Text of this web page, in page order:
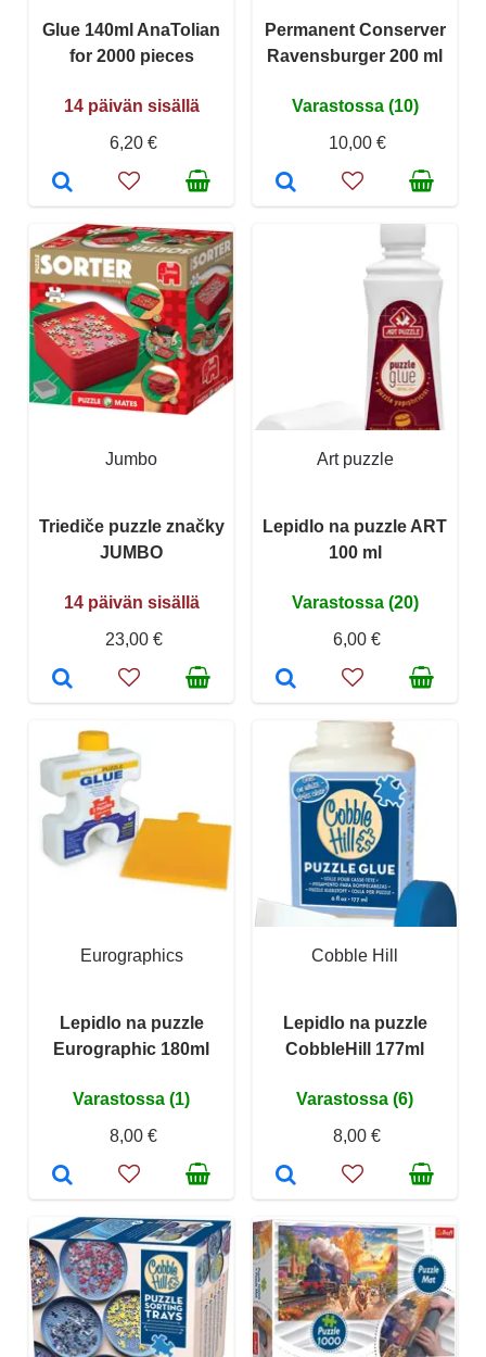
Glue 140ml AnaTolian
for 2000 pieces
14 päivän sisällä
6,20 €
Permanent Conserver
Ravensburger 200 ml
Varastossa (10)
10,00 €
Jumbo
Triediče puzzle značky
JUMBO
14 päivän sisällä
23,00 €
Art puzzle
Lepidlo na puzzle ART
100 ml
Varastossa (20)
6,00 €
Eurographics
Lepidlo na puzzle
Eurographic 180ml
Varastossa (1)
8,00 €
Cobble Hill
Lepidlo na puzzle
CobbleHill 177ml
Varastossa (6)
8,00 €